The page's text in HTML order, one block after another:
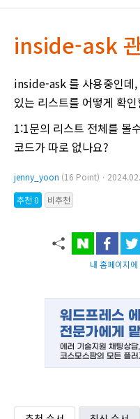
inside-ask
inside-ask 를 사용중인데,
있는 리스트를 어떻게 확
1:1문의 리스트 전체를 볼
코드가 따로 없나요?
jenny_yoon (16 Point)ㆍ
추천 0
비추천
내 홈페이지